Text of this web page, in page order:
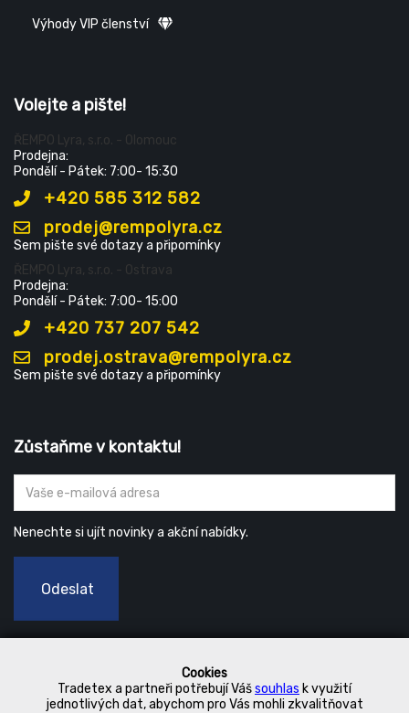
Cookies
Tradetex a partneři potřebují Vášsouhlas k využití
jednotlivých dat, abychom pro Vás mohli zkvalitňovat
Výhody VIP členství
Volejte a pište!
ŘEMPO Lyra, s.r.o. - Olomouc
Prodejna:
Pondělí - Pátek: 7:00- 15:30
+420 585 312 582
prodej@rempolyra.cz
Sem pište své dotazy a připomínky
ŘEMPO Lyra, s.r.o. - Ostrava
Prodejna:
Pondělí - Pátek: 7:00- 15:00
+420 737 207 542
prodej.ostrava@rempolyra.cz
Sem pište své dotazy a připomínky
Zůstaňme v kontaktu!
Nenechte si ujít novinky a akční nabídky.
Odeslat